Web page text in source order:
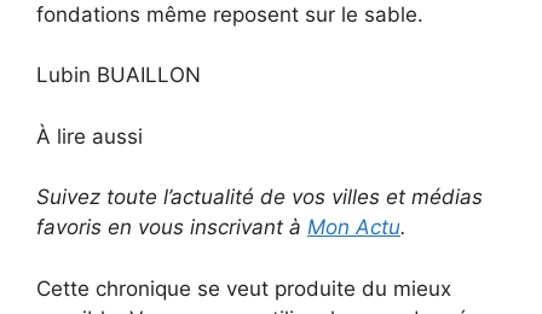
fondations même reposent sur le sable.
Lubin BUAILLON
À lire aussi
Suivez toute l’actualité de vos villes et médias
favoris en vous inscrivant à Mon Actu.
Cette chronique se veut produite du mieux